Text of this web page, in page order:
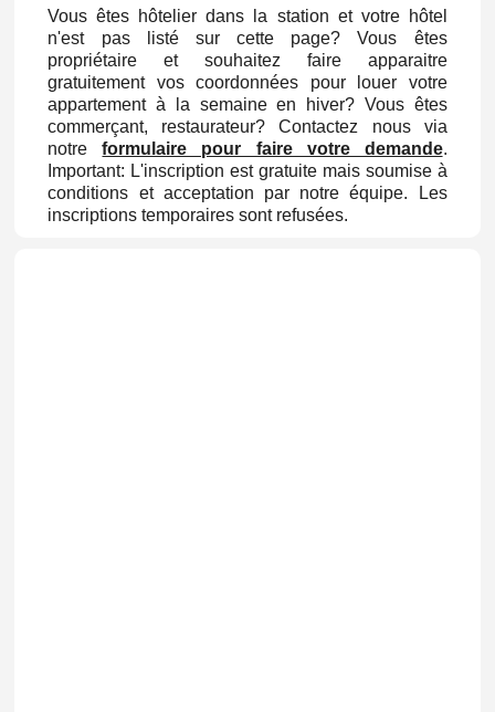
Vous êtes hôtelier dans la station et votre hôtel
n'est pas listé sur cette page? Vous êtes
propriétaire et souhaitez faire apparaitre
gratuitement vos coordonnées pour louer votre
appartement à la semaine en hiver? Vous êtes
commerçant, restaurateur? Contactez nous via
notreformulaire pour faire votre demande.
Important: L'inscription est gratuite mais soumise à
conditions et acceptation par notre équipe. Les
inscriptions temporaires sont refusées.